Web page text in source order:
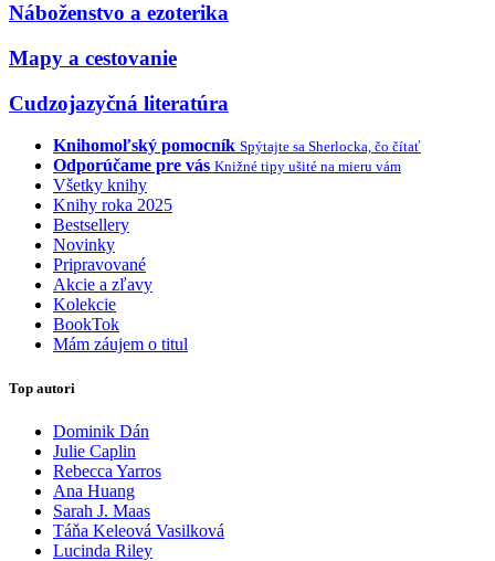
Náboženstvo a ezoterika
Mapy a cestovanie
Cudzojazyčná literatúra
Knihomoľský pomocník Spýtajte sa Sherlocka, čo čítať
Odporúčame pre vás Knižné tipy ušité na mieru vám
Všetky knihy
Knihy roka 2025
Bestsellery
Novinky
Pripravované
Akcie a zľavy
Kolekcie
BookTok
Mám záujem o titul
Top autori
Dominik Dán
Julie Caplin
Rebecca Yarros
Ana Huang
Sarah J. Maas
Táňa Keleová Vasilková
Lucinda Riley